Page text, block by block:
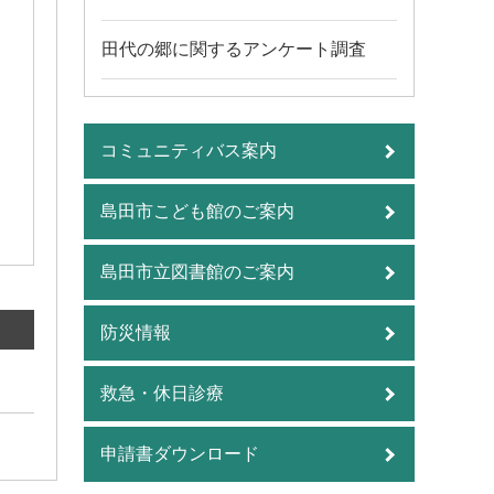
田代の郷に関するアンケート調査
コミュニティバス案内
島田市こども館のご案内
島田市立図書館のご案内
防災情報
救急・休日診療
申請書ダウンロード